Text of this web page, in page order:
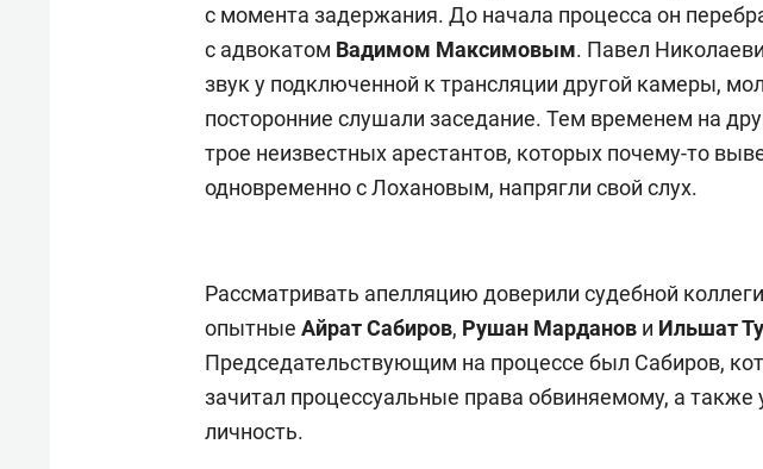
с момента задержания. До начала процесса он
с адвокатом Вадимом Максимовым. Павел
звук у подключенной к трансляции другой камеры,
посторонние слушали заседание. Тем временем на
трое неизвестных арестантов, которых почему-то
одновременно с Лохановым, напрягли свой слух.
Рассматривать апелляцию доверили судебной
опытные Айрат Сабиров, Рушан Марданов и Ильшат
Председательствующим на процессе был Сабиров,
зачитал процессуальные права обвиняемому, а также
личность.